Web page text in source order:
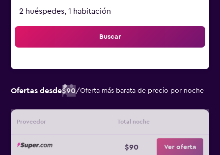
2 huéspedes, 1 habitación
Buscar
Ofertas desde$90/Oferta más barata de precio por noche
Proveedor Total noche
$90 Ver oferta